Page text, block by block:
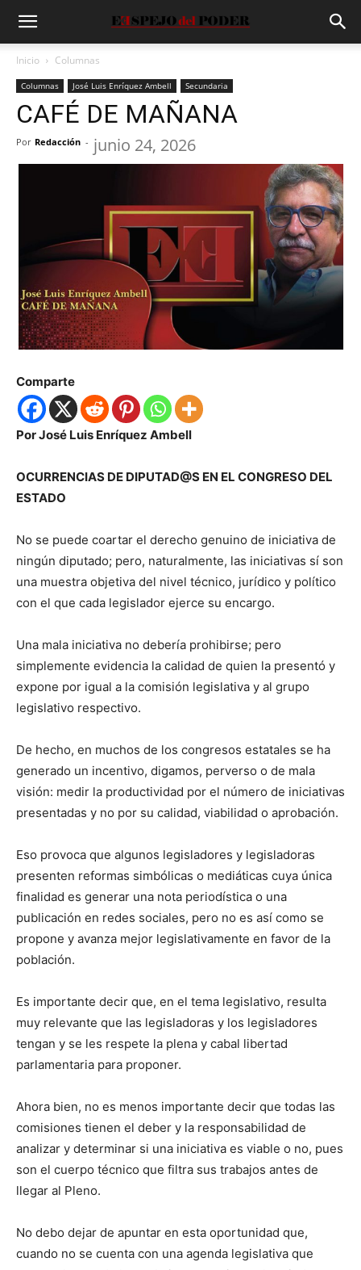
Inicio Columnas
Columnas José Luis Enríquez Ambell Secundaria
CAFÉ DE MAÑANA
Por Redacción - junio 24, 2026
Comparte
Por José Luis Enríquez Ambell
OCURRENCIAS DE DIPUTAD@S EN EL CONGRESO DEL
ESTADO
No se puede coartar el derecho genuino de iniciativa de
ningún diputado; pero, naturalmente, las iniciativas sí son
una muestra objetiva del nivel técnico, jurídico y político
con el que cada legislador ejerce su encargo.
Una mala iniciativa no debería prohibirse; pero
simplemente evidencia la calidad de quien la presentó y
expone por igual a la comisión legislativa y al grupo
legislativo respectivo.
De hecho, en muchos de los congresos estatales se ha
generado un incentivo, digamos, perverso o de mala
visión: medir la productividad por el número de iniciativas
presentadas y no por su calidad, viabilidad o aprobación.
Eso provoca que algunos legisladores y legisladoras
presenten reformas simbólicas o mediáticas cuya única
finalidad es generar una nota periodística o una
publicación en redes sociales, pero no es así como se
propone y avanza mejor legislativamente en favor de la
población.
Es importante decir que, en el tema legislativo, resulta
muy relevante que las legisladoras y los legisladores
tengan y se les respete la plena y cabal libertad
parlamentaria para proponer.
Ahora bien, no es menos importante decir que todas las
comisiones tienen el deber y la responsabilidad de
analizar y determinar si una iniciativa es viable o no, pues
son el cuerpo técnico que filtra sus trabajos antes de
llegar al Pleno.
No debo dejar de apuntar en esta oportunidad que,
cuando no se cuenta con una agenda legislativa que